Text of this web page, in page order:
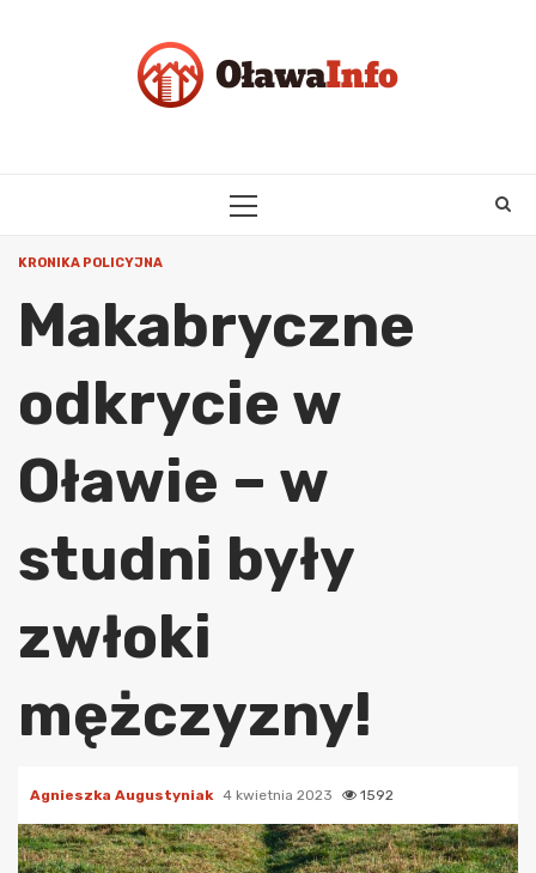
PRIMARY
KRONIKA POLICYJNA
Makabryczne
odkrycie w
Oławie – w
studni były
zwłoki
mężczyzny!
Agnieszka Augustyniak 4 kwietnia 2023 1592